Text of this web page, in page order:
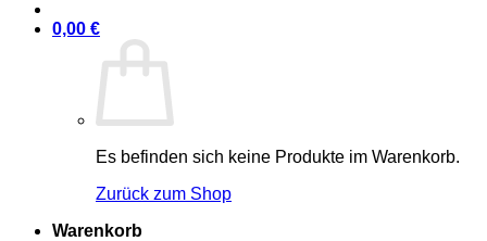
0,00 €
Es befinden sich keine Produkte im Warenkorb.
Zurück zum Shop
Warenkorb